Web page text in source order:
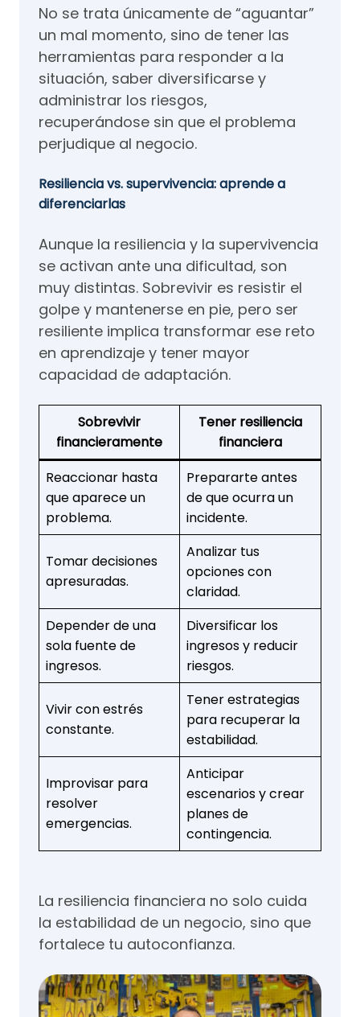
No se trata únicamente de “aguantar”
un mal momento, sino de tener las
herramientas para responder a la
situación, saber diversificarse y
administrar los riesgos,
recuperándose sin que el problema
perjudique al negocio.
Resiliencia vs. supervivencia: aprende a
diferenciarlas
Aunque la resiliencia y la supervivencia
se activan ante una dificultad, son
muy distintas. Sobrevivir es resistir el
golpe y mantenerse en pie, pero ser
resiliente implica transformar ese reto
en aprendizaje y tener mayor
capacidad de adaptación.
Sobrevivir
financieramente
Tener resiliencia
financiera
Reaccionar hasta
que aparece un
problema.
Prepararte antes
de que ocurra un
incidente.
Tomar decisiones
apresuradas.
Analizar tus
opciones con
claridad.
Depender de una
sola fuente de
ingresos.
Diversificar los
ingresos y reducir
riesgos.
Vivir con estrés
constante.
Tener estrategias
para recuperar la
estabilidad.
Improvisar para
resolver
emergencias.
Anticipar
escenarios y crear
planes de
contingencia.
La resiliencia financiera no solo cuida
la estabilidad de un negocio, sino que
fortalece tu autoconfianza.